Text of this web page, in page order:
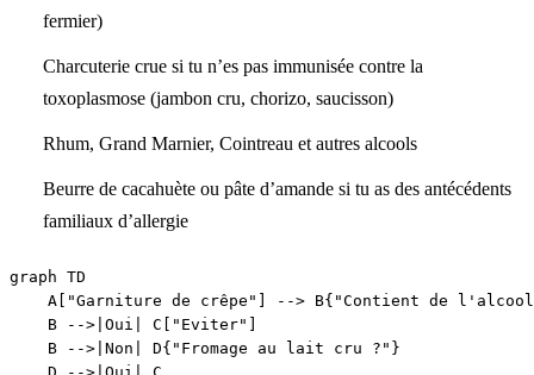
fermier)
Charcuterie crue si tu n’es pas immunisée contre la
toxoplasmose (jambon cru, chorizo, saucisson)
Rhum, Grand Marnier, Cointreau et autres alcools
Beurre de cacahuète ou pâte d’amande si tu as des antécédents
familiaux d’allergie
graph TD
A["Garniture de crêpe"] --> B{"Contient de
    B -->|Oui| C["Eviter"]
    B -->|Non| D{"Fromage au lait cru ?"}